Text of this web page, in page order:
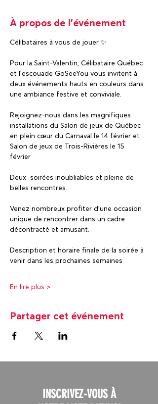
À propos de l'événement
Célibataires à vous de jouer ✨
Pour la Saint-Valentin, Célibataire Québec
et l’escouade GoSeeYou vous invitent à
deux événements hauts en couleurs dans
une ambiance festive et conviviale.
Rejoignez-nous dans les magnifiques
installations du Salon de jeux de Québec
en plein cœur du Carnaval le 14 février et
Salon de jeux de Trois-Rivières le 15
février
Deux  soirées inoubliables et pleine de
belles rencontres.
Venez nombreux profiter d’une occasion
unique de rencontrer dans un cadre
décontracté et amusant.
Description et horaire finale de la soirée à
venir dans les prochaines semaines
En lire plus >
Partager cet événement
INSCRIVEZ-VOUS À